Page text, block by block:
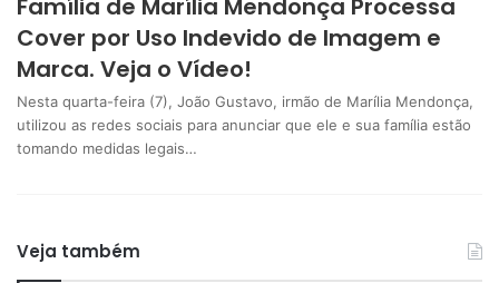
Família de Marília Mendonça Processa
Cover por Uso Indevido de Imagem e
Marca. Veja o Vídeo!
Nesta quarta-feira (7), João Gustavo, irmão de Marília Mendonça,
utilizou as redes sociais para anunciar que ele e sua família estão
tomando medidas legais…
Veja também